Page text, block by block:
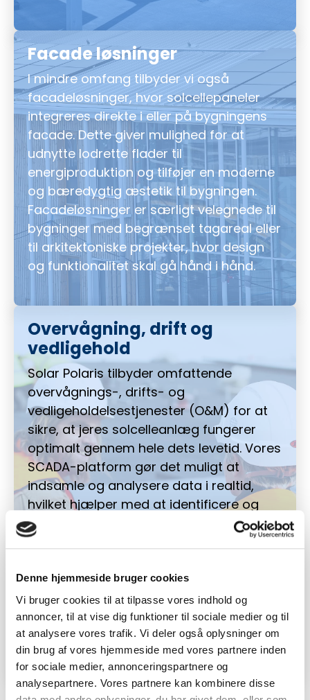
Denne hjemmeside bruger cookies
Vi bruger cookies til at tilpasse vores indhold og
annoncer, til at vise dig funktioner til sociale medier og til
at analysere vores trafik. Vi deler også oplysninger om
din brug af vores hjemmeside med vores partnere inden
for sociale medier, annonceringspartnere og
analysepartnere. Vores partnere kan kombinere disse
Facade løsninger
I mindre omfang tilbyder vi også
facadeløsninger, hvor solcellepaneler
integreres direkte i eller på bygningens
facade. Dette giver mulighed for at
udnytte lodrette flader til
energiproduktion og tilføjer en moderne
og bæredygtig æstetik til bygningen.
Facadeløsninger er særligt velegnede til
bygninger med begrænset tagareal eller
til arkitektoniske projekter, hvor design
og funktionalitet skal gå hånd i hånd.
Overvågning, drift og
vedligehold
Solar Polaris tilbyder omfattende
overvågnings-, drifts- og
vedligeholdelsestjenester (O&M) for at
sikre, at jeres solcelleanlæg fungerer
optimalt gennem hele dets levetid. Vores
SCADA-platform gør det muligt at
indsamle og analysere data i realtid,
hvilket hjælper med at identificere og
løse problemer hurtigt. Vi tilbyder også
regelmæssig vedligeholdelse og
kører med maksimal effektivitet og
minimal nedetid.
Læs mere